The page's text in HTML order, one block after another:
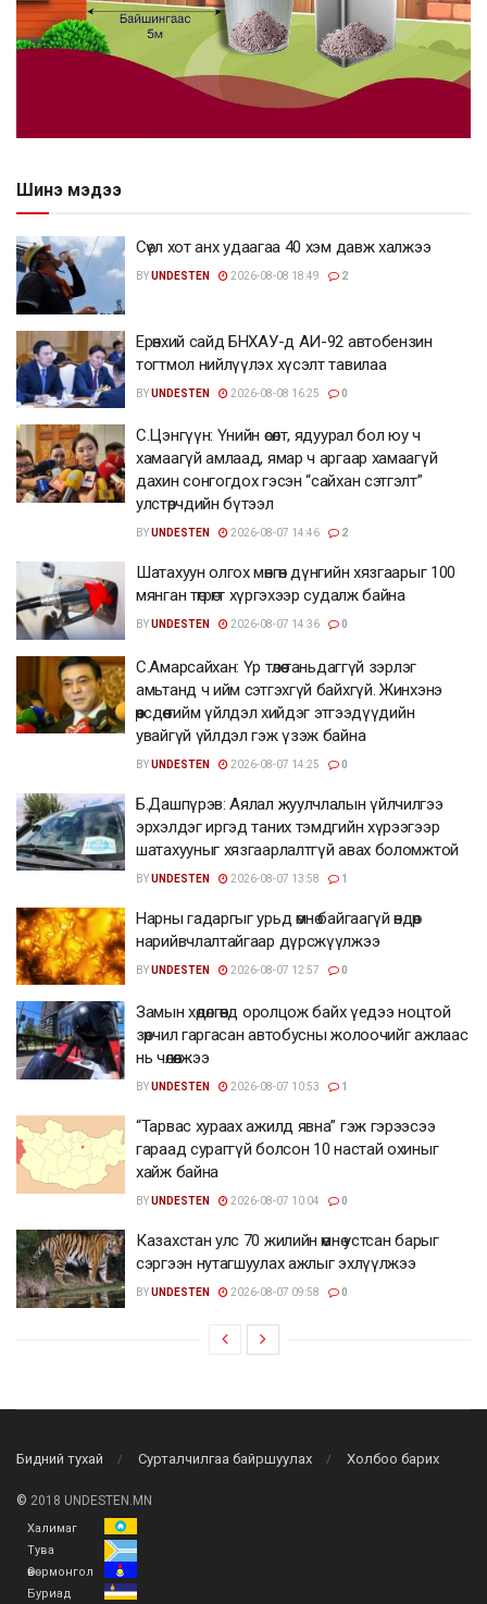
Шинэ мэдээ
Сөүл хот анх удаагаа 40 хэм давж халжээ
BYUNDESTEN 2026-08-08 18:49 2
Ерөнхий сайд БНХАУ-д АИ-92 автобензин
тогтмол нийлүүлэх хүсэлт тавилаа
BYUNDESTEN 2026-08-08 16:25 0
С.Цэнгүүн: Үнийн өсөлт, ядуурал бол юу ч
хамаагүй амлаад, ямар ч аргаар хамаагүй
дахин сонгогдох гэсэн “сайхан сэтгэлт”
улстөрчдийн бүтээл
BYUNDESTEN 2026-08-07 14:46 2
Шатахуун олгох мөнгөн дүнгийн хязгаарыг 100
мянган төгрөгт хүргэхээр судалж байна
BYUNDESTEN 2026-08-07 14:36 0
С.Амарсайхан: Үр төлөө таньдаггүй зэрлэг
амьтанд ч ийм сэтгэхгүй байхгүй. Жинхэнэ
өөрсдөө тийм үйлдэл хийдэг этгээдүүдийн
увайгүй үйлдэл гэж үзэж байна
BYUNDESTEN 2026-08-07 14:25 0
Б.Дашпүрэв: Аялал жуулчлалын үйлчилгээ
эрхэлдэг иргэд таних тэмдгийн хүрээгээр
шатахууныг хязгаарлалтгүй авах боломжтой
BYUNDESTEN 2026-08-07 13:58 1
Нарны гадаргыг урьд өмнө байгаагүй өндөр
нарийвчлалтайгаар дүрсжүүлжээ
BYUNDESTEN 2026-08-07 12:57 0
Замын хөдөлгөөнд оролцож байх үедээ ноцтой
зөрчил гаргасан автобусны жолоочийг ажлаас
нь чөлөөлжээ
BYUNDESTEN 2026-08-07 10:53 1
“Тарвас хураах ажилд явна” гэж гэрээсээ
гараад сураггүй болсон 10 настай охиныг
хайж байна
BYUNDESTEN 2026-08-07 10:04 0
Казахстан улс 70 жилийн өмнө устсан барыг
сэргээн нутагшуулах ажлыг эхлүүлжээ
BYUNDESTEN 2026-08-07 09:58 0
Бидний тухай Сурталчилгаа байршуулах Холбоо барих
© 2018 UNDESTEN.MN
Халимаг
Тува
Өвөрмонгол
Буриад